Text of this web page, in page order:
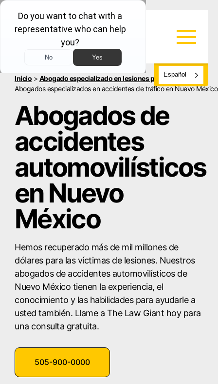
Español
Inicio > Abogado especializado en lesiones personales>
Abogados especializados en accidentes de tráfico en Nuevo México
Abogados de
accidentes
automovilísticos
en Nuevo
México
Hemos recuperado más de mil millones de
dólares para las víctimas de lesiones. Nuestros
abogados de accidentes automovilísticos de
Nuevo México tienen la experiencia, el
conocimiento y las habilidades para ayudarle a
usted también. Llame a The Law Giant hoy para
una consulta gratuita.
505-900-0000